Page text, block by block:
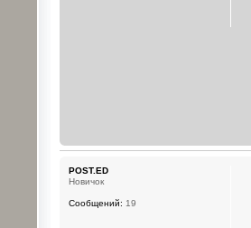
POST.ED
Новичок
Сообщений: 19